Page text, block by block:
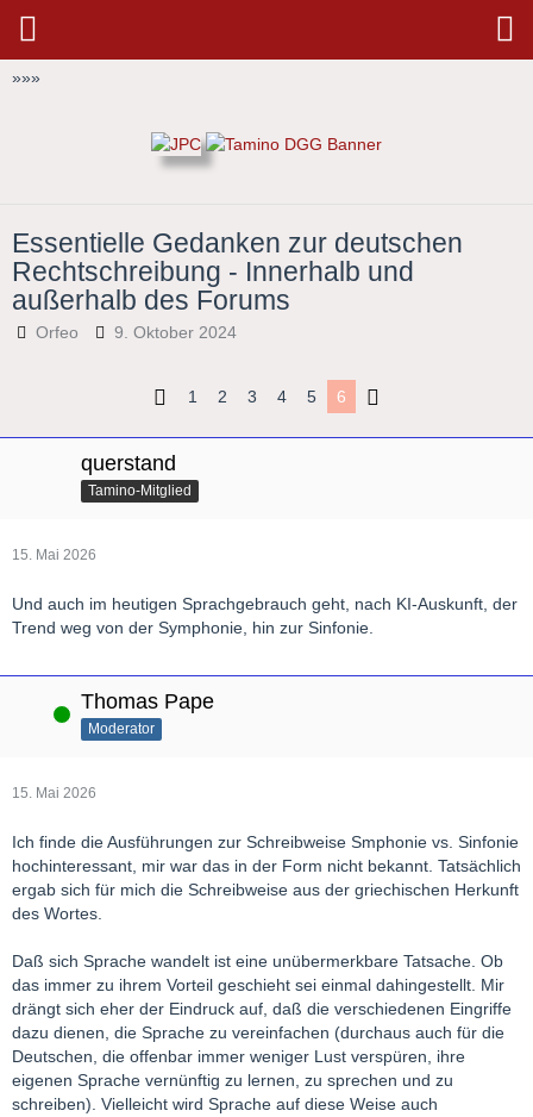
»»»
Essentielle Gedanken zur deutschen
Rechtschreibung - Innerhalb und
außerhalb des Forums
Orfeo 9. Oktober 2024
1 2 3 4 5 6
querstand
Tamino-Mitglied
15. Mai 2026
Und auch im heutigen Sprachgebrauch geht, nach KI-Auskunft, der
Trend weg von der Symphonie, hin zur Sinfonie.
Online Thomas Pape
Moderator
15. Mai 2026
Ich finde die Ausführungen zur Schreibweise Smphonie vs. Sinfonie
hochinteressant, mir war das in der Form nicht bekannt. Tatsächlich
ergab sich für mich die Schreibweise aus der griechischen Herkunft
des Wortes.
Daß sich Sprache wandelt ist eine unübermerkbare Tatsache. Ob
das immer zu ihrem Vorteil geschieht sei einmal dahingestellt. Mir
drängt sich eher der Eindruck auf, daß die verschiedenen Eingriffe
dazu dienen, die Sprache zu vereinfachen (durchaus auch für die
Deutschen, die offenbar immer weniger Lust verspüren, ihre
eigenen Sprache vernünftig zu lernen, zu sprechen und zu
schreiben). Vielleicht wird Sprache auf diese Weise auch